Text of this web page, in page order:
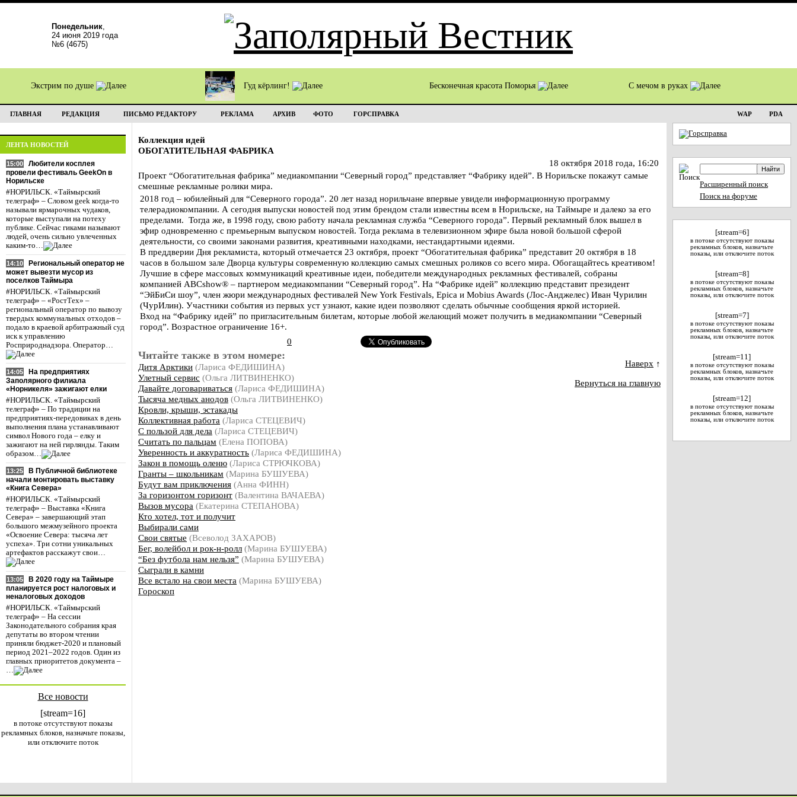
Понедельник,
24 июня 2019 года
№6 (4675)
Экстрим по душе Гуд кёрлинг! Бесконечная красота Поморья С мечом в руках
ГЛАВНАЯ РЕДАКЦИЯ ПИСЬМО РЕДАКТОРУ РЕКЛАМА АРХИВ ФОТО ГОРСПРАВКА WAP PDA
ЛЕНТА НОВОСТЕЙ
15:00
Любители косплея
провели фестиваль GeekOn в
Норильске
#НОРИЛЬСК. «Таймырский
телеграф» – Словом geek когда-то
называли ярмарочных чудаков,
которые выступали на потеху
публике. Сейчас гиками называют
людей, очень сильно увлеченных
каким-то…
14:10
Региональный оператор не
может вывезти мусор из
поселков Таймыра
#НОРИЛЬСК. «Таймырский
телеграф» – «РостТех» –
региональный оператор по вывозу
твердых коммунальных отходов –
подало в краевой арбитражный суд
иск к управлению
Росприроднадзора. Оператор…
14:05
На предприятиях
Заполярного филиала
«Норникеля» зажигают елки
#НОРИЛЬСК. «Таймырский
телеграф» – По традиции на
предприятиях-передовиках в день
выполнения плана устанавливают
символ Нового года – елку и
зажигают на ней гирлянды. Таким
образом…
13:25
В Публичной библиотеке
начали монтировать выставку
«Книга Севера»
#НОРИЛЬСК. «Таймырский
телеграф» – Выставка «Книга
Севера» – завершающий этап
большого межмузейного проекта
«Освоение Севера: тысяча лет
успеха». Три сотни уникальных
артефактов расскажут свои…
13:05
В 2020 году на Таймыре
планируется рост налоговых и
неналоговых доходов
#НОРИЛЬСК. «Таймырский
телеграф» – На сессии
Законодательного собрания края
депутаты во втором чтении
приняли бюджет-2020 и плановый
период 2021–2022 годов. Один из
главных приоритетов документа –
…
Все новости
[stream=16]
в потоке отсутствуют показы
рекламных блоков, назначьте показы,
или отключите поток
Коллекция идей
ОБОГАТИТЕЛЬНАЯ ФАБРИКА
18 октября 2018 года, 16:20
Проект “Обогатительная фабрика” медиакомпании “Северный город” представляет “Фабрику идей”. В Норильске покажут самые
смешные рекламные ролики мира.
2018 год – юбилейный для “Северного города”. 20 лет назад норильчане впервые увидели информационную программу
телерадиокомпании. А сегодня выпуски новостей под этим брендом стали известны всем в Норильске, на Таймыре и далеко за его
пределами. Тогда же, в 1998 году, свою работу начала рекламная служба “Северного города”. Первый рекламный блок вышел в
эфир одновременно с премьерным выпуском новостей. Тогда реклама в телевизионном эфире была новой большой сферой
деятельности, со своими законами развития, креативными находками, нестандартными идеями.
В преддверии Дня рекламиста, который отмечается 23 октября, проект “Обогатительная фабрика” представит 20 октября в 18
часов в большом зале Дворца культуры современную коллекцию самых смешных роликов со всего мира. Обогащайтесь креативом!
Лучшие в сфере массовых коммуникаций креативные идеи, победители международных рекламных фестивалей, собраны
компанией ABCshow® – партнером медиакомпании “Северный город”. На “Фабрике идей” коллекцию представит президент
“ЭйБиСи шоу”, член жюри международных фестивалей New York Festivals, Epica и Mobius Awards (Лос-Анджелес) Иван Чурилин
(ЧурИлин). Участники события из первых уст узнают, какие идеи позволяют сделать обычные сообщения яркой историей.
Вход на “Фабрику идей” по пригласительным билетам, которые любой желающий может получить в медиакомпании “Северный
город”. Возрастное ограничение 16+.
0
Читайте также в этом номере:
Дитя Арктики (Лариса ФЕДИШИНА)
Улетный сервис (Ольга ЛИТВИНЕНКО)
Давайте договариваться (Лариса ФЕДИШИНА)
Тысяча медных анодов (Ольга ЛИТВИНЕНКО)
Кровли, крыши, эстакады
Коллективная работа (Лариса СТЕЦЕВИЧ)
С пользой для дела (Лариса СТЕЦЕВИЧ)
Считать по пальцам (Елена ПОПОВА)
Уверенность и аккуратность (Лариса ФЕДИШИНА)
Закон в помощь оленю (Лариса СТРЮЧКОВА)
Гранты – школьникам (Марина БУШУЕВА)
Будут вам приключения (Анна ФИНН)
За горизонтом горизонт (Валентина ВАЧАЕВА)
Вызов мусора (Екатерина СТЕПАНОВА)
Кто хотел, тот и получит
Выбирали сами
Свои святые (Всеволод ЗАХАРОВ)
Бег, волейбол и рок-н-ролл (Марина БУШУЕВА)
“Без футбола нам нельзя” (Марина БУШУЕВА)
Сыграли в камни
Все встало на свои места (Марина БУШУЕВА)
Гороскоп
Наверх ↑
Вернуться на главную
Расширенный поиск
Поиск на форуме
[stream=6]
в потоке отсутствуют показы
рекламных блоков, назначьте
показы, или отключите поток
[stream=8]
в потоке отсутствуют показы
рекламных блоков, назначьте
показы, или отключите поток
[stream=7]
в потоке отсутствуют показы
рекламных блоков, назначьте
показы, или отключите поток
[stream=11]
в потоке отсутствуют показы
рекламных блоков, назначьте
показы, или отключите поток
[stream=12]
в потоке отсутствуют показы
рекламных блоков, назначьте
показы, или отключите поток